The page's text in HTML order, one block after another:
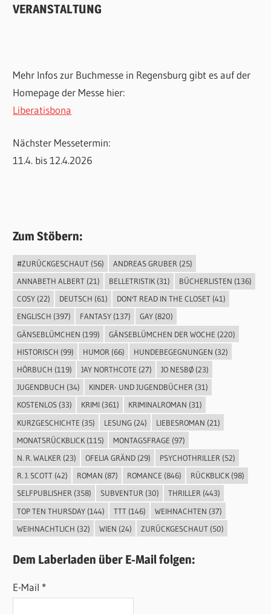
VERANSTALTUNG
Mehr Infos zur Buchmesse in Regensburg gibt es auf der
Homepage der Messe hier:
Liberatisbona
Nächster Messetermin:
11.4. bis 12.4.2026
Zum Stöbern:
#ZURÜCKGESCHAUT(56) ANDREAS GRUBER (25)
ANNABETH ALBERT(21) BELLETRISTIK(31) BÜCHERLISTEN (136)
COSY(22) DEUTSCH (61) DON'T READ IN THE CLOSET(41)
ENGLISCH (397) FANTASY(137) GAY(820)
GÄNSEBLÜMCHEN (199) GÄNSEBLÜMCHEN DER WOCHE (220)
HISTORISCH (99) HUMOR (66) HUNDEBEGEGNUNGEN (32)
HÖRBUCH (119) JAY NORTHCOTE (27) JO NESBØ(23)
JUGENDBUCH (34) KINDER- UND JUGENDBÜCHER(31)
KOSTENLOS(33) KRIMI(361) KRIMINALROMAN (31)
KURZGESCHICHTE (35) LESUNG(24) LIEBESROMAN (21)
MONATSRÜCKBLICK(115) MONTAGSFRAGE (97)
N. R. WALKER (23) OFELIA GRÄND(29) PSYCHOTHRILLER (52)
R. J. SCOTT(42) ROMAN (87) ROMANCE (846) RÜCKBLICK(98)
SELFPUBLISHER(358) SUBVENTUR(30) THRILLER(443)
TOP TEN THURSDAY(144) TTT(146) WEIHNACHTEN (37)
WEIHNACHTLICH (32) WIEN (24) ZURÜCKGESCHAUT(50)
Dem Laberladen über E-Mail folgen:
E-Mail *